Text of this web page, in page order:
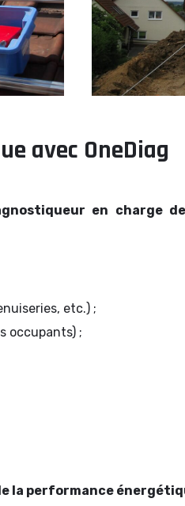
avec OneDiag
en charge
etc.) ;
occupants) ;
la performance